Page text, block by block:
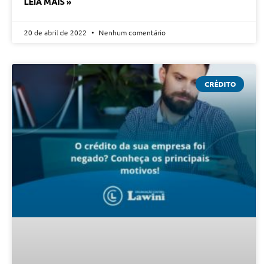
20 de abril de 2022 Nenhum comentário
CRÉDITO